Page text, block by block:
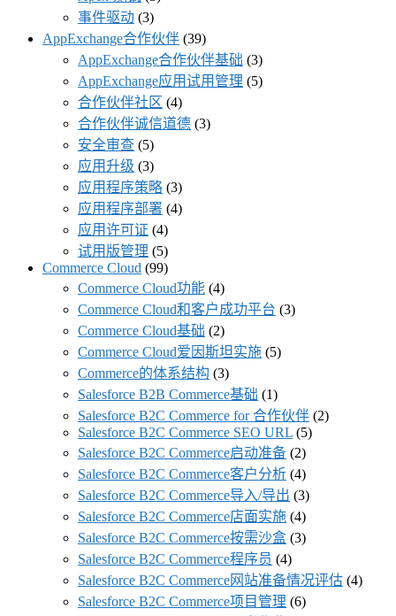
事件驱动 (3)
AppExchange合作伙伴 (39)
AppExchange合作伙伴基础 (3)
AppExchange应用试用管理 (5)
合作伙伴社区 (4)
合作伙伴诚信道德 (3)
安全审查 (5)
应用升级 (3)
应用程序策略 (3)
应用程序部署 (4)
应用许可证 (4)
试用版管理 (5)
Commerce Cloud (99)
Commerce Cloud功能 (4)
Commerce Cloud和客户成功平台 (3)
Commerce Cloud基础 (2)
Commerce Cloud爱因斯坦实施 (5)
Commerce的体系结构 (3)
Salesforce B2B Commerce基础 (1)
Salesforce B2C Commerce for 合作伙伴 (2)
Salesforce B2C Commerce SEO URL (5)
Salesforce B2C Commerce启动准备 (2)
Salesforce B2C Commerce客户分析 (4)
Salesforce B2C Commerce导入/导出 (3)
Salesforce B2C Commerce店面实施 (4)
Salesforce B2C Commerce按需沙盒 (3)
Salesforce B2C Commerce程序员 (4)
Salesforce B2C Commerce网站准备情况评估 (4)
Salesforce B2C Commerce项目管理 (6)